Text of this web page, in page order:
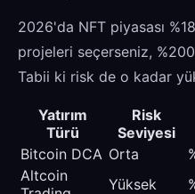
2026'da NFT piyasası
projeleri seçerseniz,
Tabii ki risk de o kadar
Yatırım
Türü
Risk
Seviyesi
Bitcoin DCA Orta
Altcoin
Yüksek